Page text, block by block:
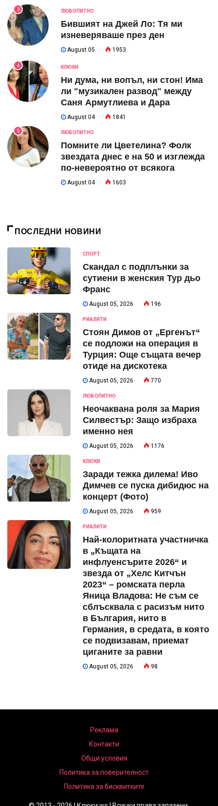
3 ЛЮБОПИТНО
Бившият на Джей Ло: Тя ми
изневеряваше през ден
August 05 1953
4 КЛЮКИ
Ни дума, ни вопъл, ни стон! Има
ли "музикален развод" между
Саня Армутлиева и Дара
August 04 1841
5 ЛЮБОПИТНО
Помните ли Цветелина? Фолк
звездата днес е на 50 и изглежда
по-невероятно от всякога
August 04 1603
ПОСЛЕДНИ НОВИНИ
СПОРТ
Скандал с подплънки за
сутиени в женския Тур дьо
Франс
August 05, 2026 196
РИАЛИТИ
Стоян Димов от „Ергенът“
се подложи на операция в
Турция: Още същата вечер
отиде на дискотека
August 05, 2026 770
ЛЮБОПИТНО
Неочаквана роля за Мария
Силвестър: Защо избраха
именно нея
August 05, 2026 1176
КЛЮКИ
Заради тежка дилема! Иво
Димчев се пуска дибидюс на
концерт (Фото)
August 05, 2026 959
РИАЛИТИ
Най-колоритната участничка
в „Къщата на
инфлуенсърите 2026“ и
звезда от „Хелс Китчън
2023“ – ромската перла
Яница Владова: Не съм се
сблъсквала с расизъм нито
в България, нито в
Германия, в средата, в която
се подвизавам, приемат
циганите за равни
August 05, 2026 98
Реклама
Контакти
Общи условия
Политика за поверителност
Политика за бисквитките